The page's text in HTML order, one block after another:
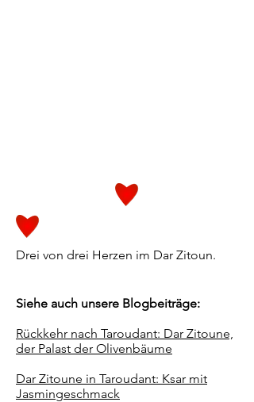
Drei von drei Herzen im Dar Zitoun.
Siehe auch unsere Blogbeiträge:
Rückkehr nach Taroudant: Dar Zitoune,
der Palast der Olivenbäume
Dar Zitoune in Taroudant: Ksar mit
Jasmingeschmack